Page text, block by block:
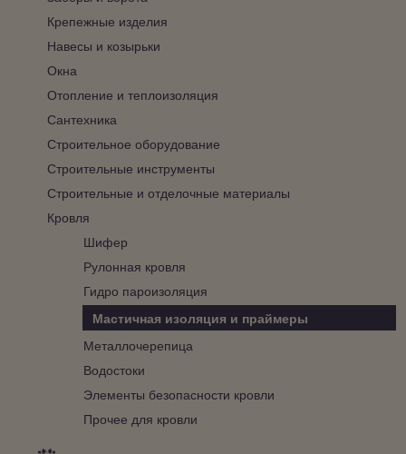
Крепежные изделия
Навесы и козырьки
Окна
Отопление и теплоизоляция
Сантехника
Строительное оборудование
Строительные инструменты
Строительные и отделочные материалы
Кровля
Шифер
Рулонная кровля
Гидро пароизоляция
Мастичная изоляция и праймеры
Металлочерепица
Водостоки
Элементы безопасности кровли
Прочее для кровли